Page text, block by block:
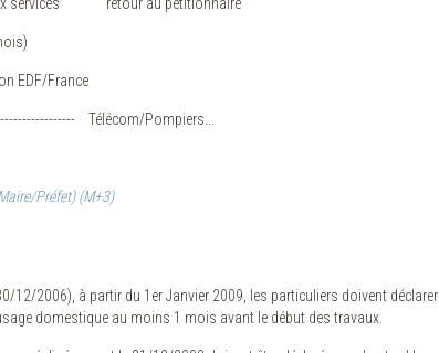
retour au pétitionnaire
France
Télécom/Pompiers...
Préfet) (M+3)
12/2006), à partir du 1er Janvier 2009, les particuliers doivent déclarer
domestique au moins 1 mois avant le début des travaux.